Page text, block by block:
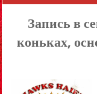
Запись в
коньках,